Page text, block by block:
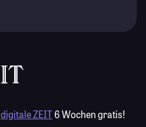
digitale ZEIT6 Wochen gratis!